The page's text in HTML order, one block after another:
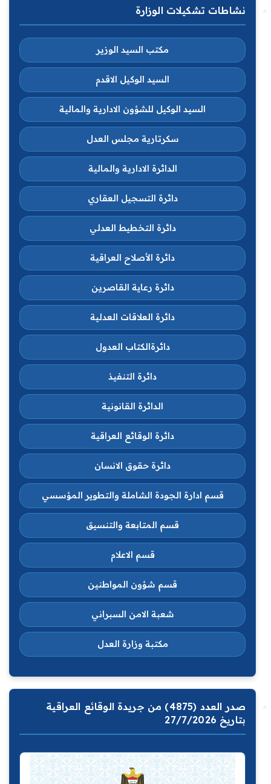
نشاطات تشكيلات الوزارة
مكتب السيد الوزير
السيد الوكيل الاقدم
السيد الوكيل للشؤون الادارية والمالية
سكرتارية مجلس العدل
الدائرة الادارية والمالية
دائرة التسجيل العقاري
دائرة التخطيط العدلي
دائرة الأصلاح العراقية
دائرة رعاية القاصرين
دائرة العلاقات العدلية
دائرةالكتاب العدول
دائرة التنفيذ
الدائرة القانونية
دائرة الوقائع العراقية
دائرة حقوق الانسان
قسم ادارة الجودة الشاملة والتطوير المؤسسي
قسم المتابعة والتنسيق
قسم الاعلام
قسم شؤون المواطنين
شعبة الامن السبراني
مكتبة وزارة العدل
صدر العدد (4875) من جريدة الوقائع العراقية
بتاريخ 27/7/2026